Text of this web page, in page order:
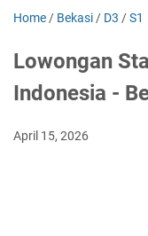
Home / Bekasi / D3 /S1
Lowongan
Indonesia -
April 15, 2026